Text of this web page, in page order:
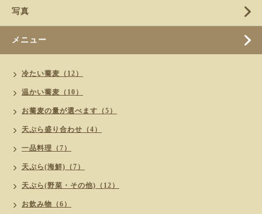
写真
メニュー
冷たい蕎麦（12）
温かい蕎麦（10）
お蕎麦の量が選べます（5）
天ぷら盛り合わせ（4）
一品料理（7）
天ぷら(海鮮)（7）
天ぷら(野菜・その他)（12）
お飲み物（6）